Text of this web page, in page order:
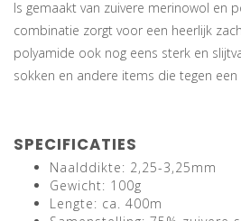
Is gemaakt van zuivere merinowol en
combinatie zorgt voor een heerlijk
polyamide ook nog eens sterk en
sokken en andere items die tegen
SPECIFICATIES
Naalddikte: 2,25-3,25mm
Gewicht: 100g
Lengte: ca. 400m